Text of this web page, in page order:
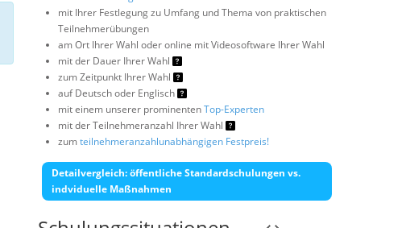
mit Ihrer Festlegung zu Umfang und Thema von praktischen
Teilnehmerübungen
am Ort Ihrer Wahl oder online mit Videosoftware Ihrer Wahl
mit der Dauer Ihrer Wahl
zum Zeitpunkt Ihrer Wahl
auf Deutsch oder Englisch
mit einem unserer prominentenTop-Experten
mit der Teilnehmeranzahl Ihrer Wahl
zumteilnehmeranzahlunabhängigen Festpreis!
Detailvergleich: öffentliche Standardschulungen vs.
indviduelle Maßnahmen